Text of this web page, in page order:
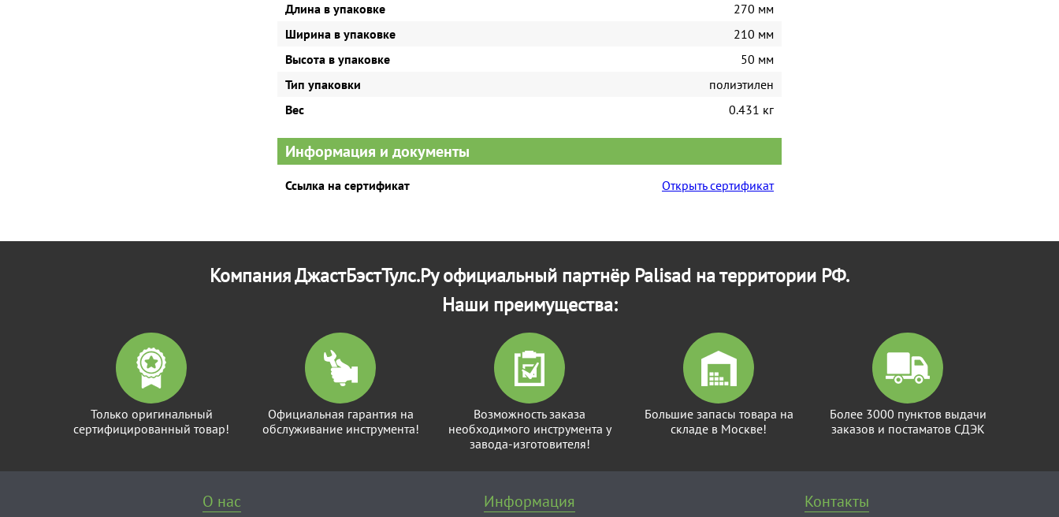
Длина в упаковке
270 мм
Ширина в упаковке
210 мм
Высота в упаковке
50 мм
Тип упаковки
полиэтилен
Вес
0.431 кг
Информация и документы
Ссылка на сертификат Открыть сертификат
Компания ДжастБэстТулс.Ру официальный партнёр Palisad на территории РФ.
Наши преимущества:
Только оригинальный
сертифицированный товар!
Официальная гарантия на
обслуживание инструмента!
Возможность заказа
необходимого инструмента у
завода-изготовителя!
Большие запасы товара на
складе в Москве!
Более 3000 пунктов выдачи
заказов и постаматов СДЭК
О нас Информация Контакты